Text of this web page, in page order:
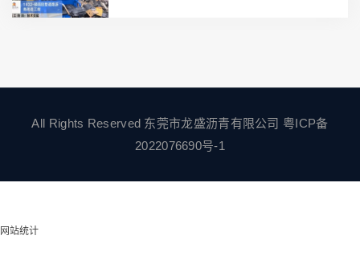
All Rights Reserved 东莞市龙盛沥青有限公司 粤ICP备
2022076690号-1
网站统计